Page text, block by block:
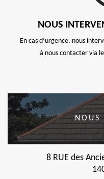
NOUS
En cas d’urgence, nous
à nous contacter via
NOUS
8 RUE des